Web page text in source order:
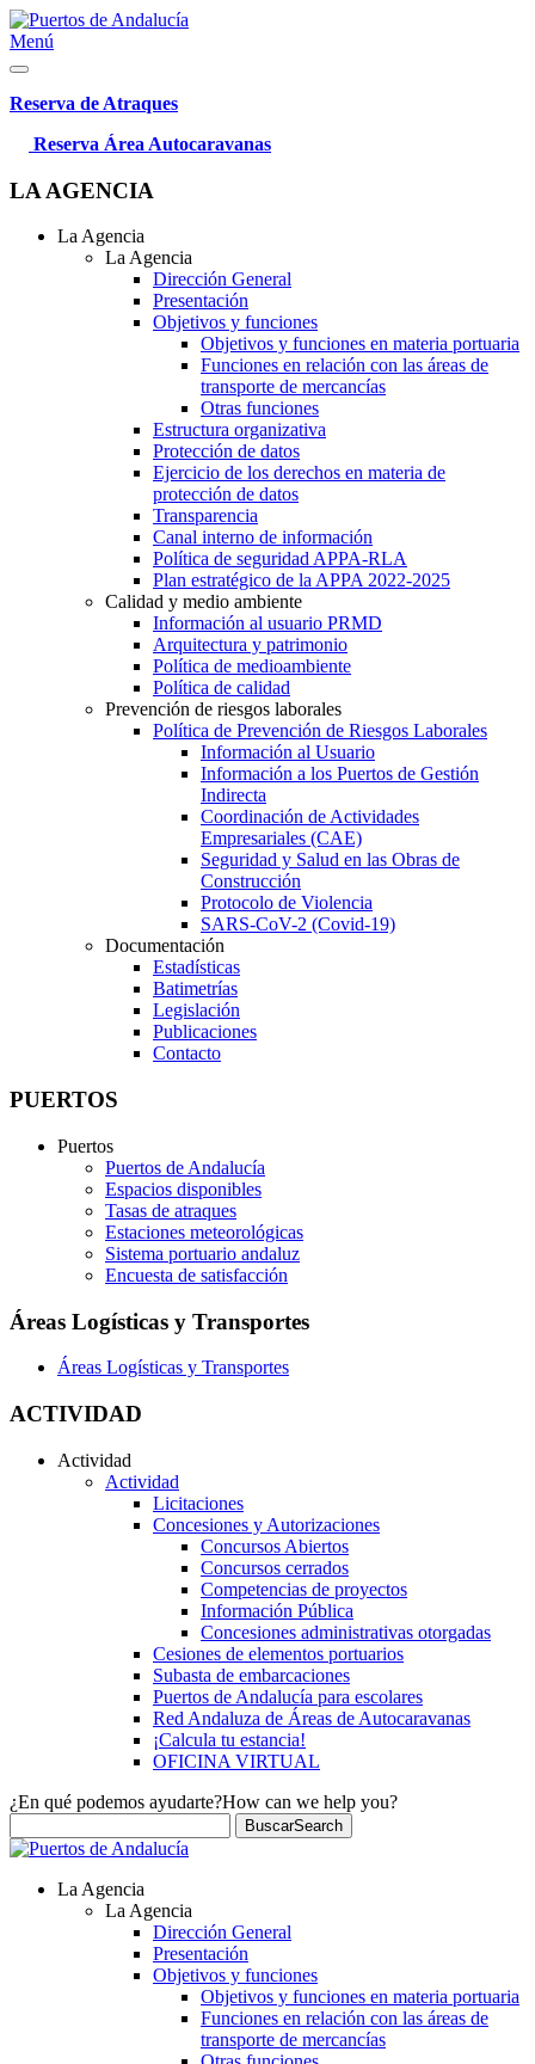
Menú
Reserva de Atraques
Reserva Área Autocaravanas
LA AGENCIA
La Agencia
La Agencia
Dirección General
Presentación
Objetivos y funciones
Objetivos y funciones en materia portuaria
Funciones en relación con las áreas de
transporte de mercancías
Otras funciones
Estructura organizativa
Protección de datos
Ejercicio de los derechos en materia de
protección de datos
Transparencia
Canal interno de información
Política de seguridad APPA-RLA
Plan estratégico de la APPA 2022-2025
Calidad y medio ambiente
Información al usuario PRMD
Arquitectura y patrimonio
Política de medioambiente
Política de calidad
Prevención de riesgos laborales
Política de Prevención de Riesgos Laborales
Información al Usuario
Información a los Puertos de Gestión
Indirecta
Coordinación de Actividades
Empresariales (CAE)
Seguridad y Salud en las Obras de
Construcción
Protocolo de Violencia
SARS-CoV-2 (Covid-19)
Documentación
Estadísticas
Batimetrías
Legislación
Publicaciones
Contacto
PUERTOS
Puertos
Puertos de Andalucía
Espacios disponibles
Tasas de atraques
Estaciones meteorológicas
Sistema portuario andaluz
Encuesta de satisfacción
Áreas Logísticas y Transportes
Áreas Logísticas y Transportes
ACTIVIDAD
Actividad
Actividad
Licitaciones
Concesiones y Autorizaciones
Concursos Abiertos
Concursos cerrados
Competencias de proyectos
Información Pública
Concesiones administrativas otorgadas
Cesiones de elementos portuarios
Subasta de embarcaciones
Puertos de Andalucía para escolares
Red Andaluza de Áreas de Autocaravanas
¡Calcula tu estancia!
OFICINA VIRTUAL
¿En qué podemos ayudarte?How can we help you?
BuscarSearch
La Agencia
La Agencia
Dirección General
Presentación
Objetivos y funciones
Objetivos y funciones en materia portuaria
Funciones en relación con las áreas de
transporte de mercancías